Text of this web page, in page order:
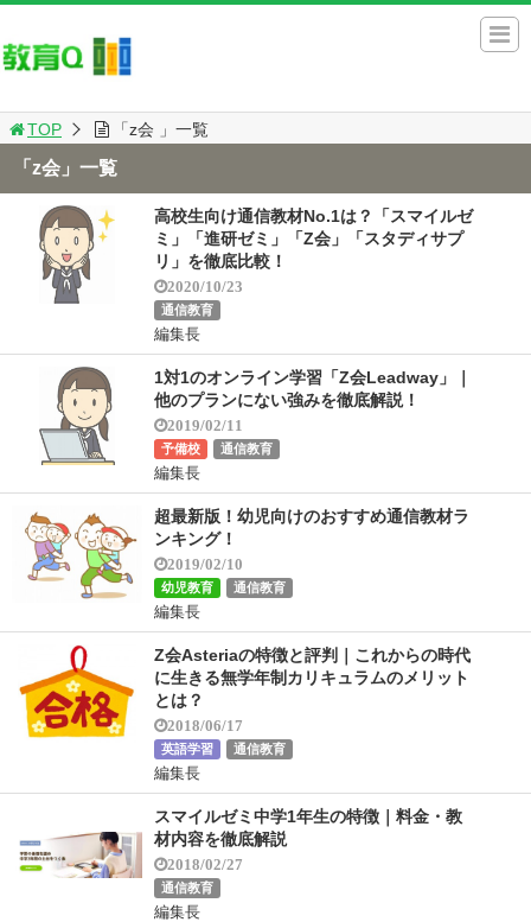
TOP 「z会 」一覧
「z会」一覧
高校生向け通信教材No.1は？「スマイルゼ
ミ」「進研ゼミ」「Z会」「スタディサプ
リ」を徹底比較！
2020/10/23
通信教育
編集長
1対1のオンライン学習「Z会Leadway」｜
他のプランにない強みを徹底解説！
2019/02/11
予備校 通信教育
編集長
超最新版！幼児向けのおすすめ通信教材ラ
ンキング！
2019/02/10
幼児教育 通信教育
編集長
Z会Asteriaの特徴と評判｜これからの時代
に生きる無学年制カリキュラムのメリット
とは？
2018/06/17
英語学習 通信教育
編集長
スマイルゼミ中学1年生の特徴｜料金・教
材内容を徹底解説
2018/02/27
通信教育
編集長